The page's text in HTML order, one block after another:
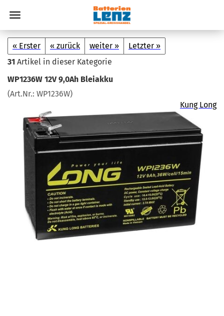
« Erster « zurück weiter »
Letzter »
31 Artikel in dieser Kategorie
WP1236W 12V 9,0Ah Blei­ak­ku
(Art.Nr.: WP1236W)
Kung Long